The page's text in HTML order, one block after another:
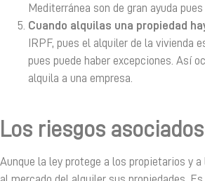
Mediterránea son de gran ayuda
Cuando alquilas una propiedad
IRPF, pues el alquiler de la vivienda
pues puede haber excepciones. Así
alquila a una empresa.
Los riesgos
Aunque la ley protege a los propietarios y